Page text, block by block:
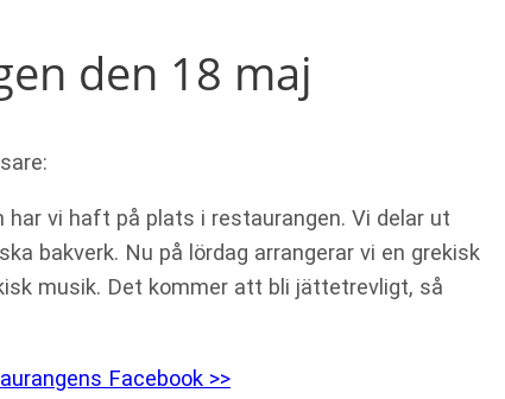
den 18 maj
vi haft på plats i restaurangen. Vi delar ut
bakverk. Nu på lördag arrangerar vi en grekisk
musik. Det kommer att bli jättetrevligt, så
Facebook >>